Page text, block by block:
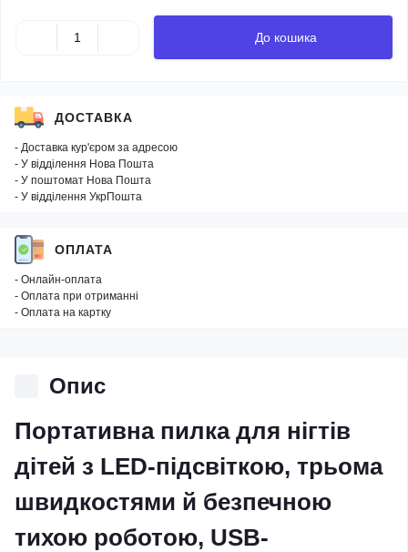
До кошика
ДОСТАВКА
- Доставка кур'єром за адресою
- У відділення Нова Пошта
- У поштомат Нова Пошта
- У відділення УкрПошта
ОПЛАТА
- Онлайн-оплата
- Оплата при отриманні
- Оплата на картку
Опис
Портативна пилка для нігтів
дітей з LED-підсвіткою, трьома
швидкостями й безпечною
тихою роботою, USB-